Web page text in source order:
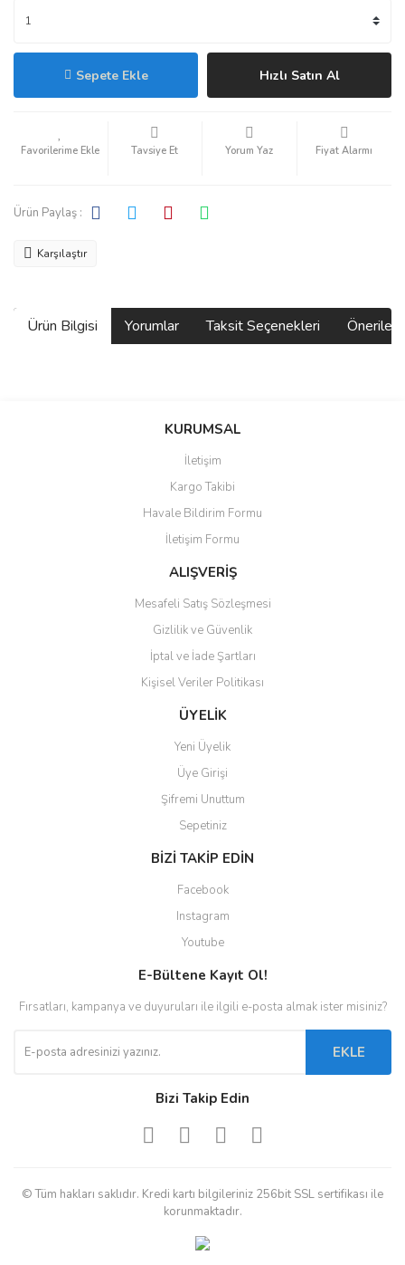
Sepete Ekle Hızlı Satın Al
Tavsiye Et Yorum Yaz Fiyat Alarmı
Ürün Paylaş :
Karşılaştır
Ürün Bilgisi Yorumlar Taksit Seçenekleri
Bu ürüne ilk yorumu siz yapın!
Ürün resmi kalitesiz, bozuk veya görüntülenemiyor.
Ürün açıklamasında eksik bilgiler bulunuyor.
Ürün bilgilerinde hatalar bulunuyor.
Ürün fiyatı diğer sitelerden daha pahalı.
Gönder
KURUMSAL
İletişim
Kargo Takibi
Havale Bildirim Formu
İletişim Formu
ALIŞVERİŞ
Mesafeli Satış Sözleşmesi
Gizlilik ve Güvenlik
İptal ve İade Şartları
Kişisel Veriler Politikası
ÜYELİK
Yeni Üyelik
Üye Girişi
Şifremi Unuttum
Sepetiniz
BİZİ TAKİP EDİN
Facebook
Instagram
Youtube
E-Bültene Kayıt Ol!
Fırsatları, kampanya ve duyuruları ile ilgili e-posta almak ister misiniz?
EKLE
Bizi Takip Edin
© Tüm hakları saklıdır. Kredi kartı bilgileriniz 256bit SSL sertifikası ile
korunmaktadır.